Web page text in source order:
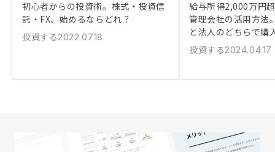
初心者からの投資術。株式・投資信
託・FX、始めるならどれ？
投資する2022.07.18
給与所得2,000万円
管理会社の活用方法
と法人のどちらで購
投資する2024.04.17